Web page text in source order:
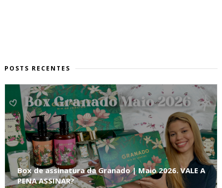
POSTS RECENTES
Box de assinatura da Granado | Maio 2026. VALE A
PENA ASSINAR?